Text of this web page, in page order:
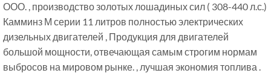
ООО. , производство золотых лошадиных сил ( 308-440 л.с.)
Камминз М серии 11 литров полностью электрических
дизельных двигателей , Продукция для двигателей
большой мощности, отвечающая самым строгим нормам
выбросов на мировом рынке. , лучшая экономия топлива .